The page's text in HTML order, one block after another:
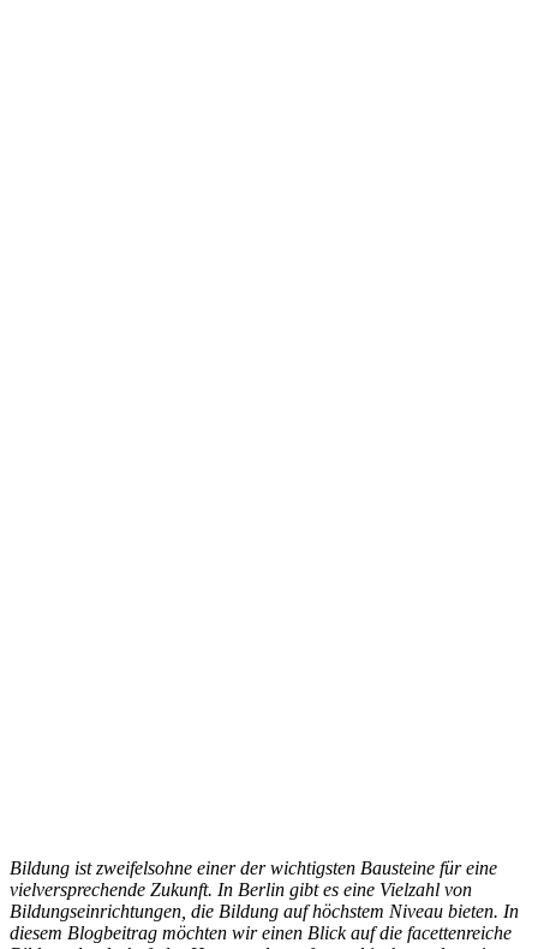
Bildung ist zweifelsohne einer der wichtigsten Bausteine für eine
vielversprechende Zukunft. In Berlin gibt es eine Vielzahl von
Bildungseinrichtungen, die Bildung auf höchstem Niveau bieten. In
diesem Blogbeitrag möchten wir einen Blick auf die facettenreiche